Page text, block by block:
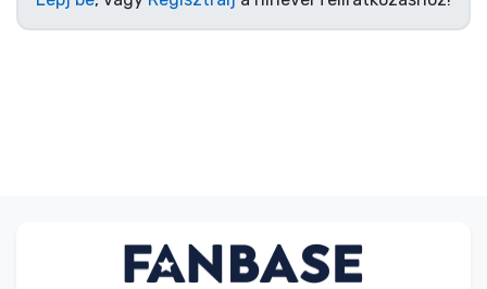
Animés cuccok
Terméktípusok